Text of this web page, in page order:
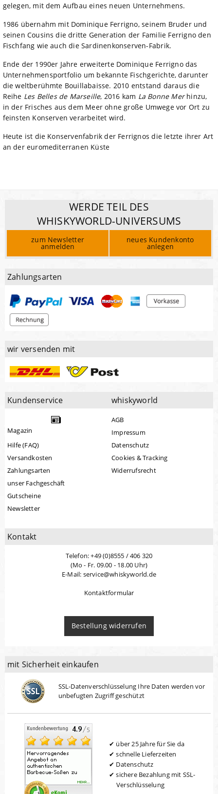
gelegen, mit dem Aufbau eines neuen Unternehmens.
1986 übernahm mit Dominique Ferrigno, seinem Bruder und
seinen Cousins die dritte Generation der Familie Ferrigno den
Fischfang wie auch die Sardinenkonserven-Fabrik.
Ende der 1990er Jahre erweiterte Dominique Ferrigno das
Unternehmensportfolio um bekannte Fischgerichte, darunter
die weltberühmte Bouillabaisse. 2010 entstand daraus die
Reihe Les Belles de Marseille, 2016 kam La Bonne Merhinzu,
in der Frisches aus dem Meer ohne große Umwege vor Ort zu
feinsten Konserven verarbeitet wird.
Heute ist die Konservenfabrik der Ferrignos die letzte ihrer Art
an der euromediterranen Küste
WERDE TEIL DES
WHISKYWORLD-UNIVERSUMS
zum Newsletter
anmelden
neues Kundenkonto
anlegen
Zahlungsarten
wir versenden mit
Kundenservice
Magazin
Hilfe (FAQ)
Versandkosten
Zahlungsarten
unser Fachgeschäft
Gutscheine
Newsletter
whiskyworld
AGB
Impressum
Datenschutz
Cookies & Tracking
Widerrufsrecht
Kontakt
Telefon: +49 (0)8555 / 406 320
(Mo - Fr. 09.00 - 18.00 Uhr)
E-Mail: service@whiskyworld.de
Kontaktformular
Bestellung widerrufen
mit Sicherheit einkaufen
SSL-Datenverschlüsselung Ihre Daten werden vor
unbefugten Zugriff geschützt
über 25 Jahre für Sie da
schnelle Lieferzeiten
Datenschutz
sichere Bezahlung mit SSL-
Verschlüsselung